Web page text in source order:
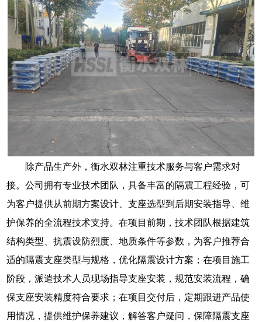
除产品生产外，衡水双林注重技术服务与客户需求对
接。公司拥有专业技术团队，具备丰富的隔震工程经验，可
为客户提供从前期方案设计、支座选型到后期安装指导、维
护保养的全流程技术支持。在项目前期，技术团队根据建筑
结构类型、抗震设防烈度、地质条件等参数，为客户推荐合
适的隔震支座类型与规格，优化隔震设计方案；在项目施工
阶段，派遣技术人员现场指导支座安装，规范安装流程，确
保支座安装精度符合要求；在项目交付后，定期跟进产品使
用情况，提供维护保养建议，解答客户疑问，保障隔震支座